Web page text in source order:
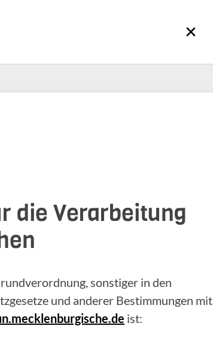
die Verarbeitung
sonstiger in den
und anderer Bestimmungen mit
ist: